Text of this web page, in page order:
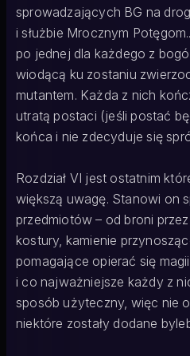
sprowadzających BG na
i służbie Mrocznym
po jednej dla każdego z
wiodącą ku zostaniu
mutantem. Każda z nich
utratą postaci (jeśli postać
końca i nie zdecyduje się
Rozdział VI jest ostatnim
większą uwagę. Stanowi on
przedmiotów – od broni
kostury, kamienie
pomagające opierać się
i co najważniejsze każdy z
sposób użyteczny, więc nie
niektóre zostały dodane